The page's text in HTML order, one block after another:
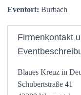
Eventort: Burbach
Firmenkontakt
Blaues Kreuz in
Schubertstraße 41